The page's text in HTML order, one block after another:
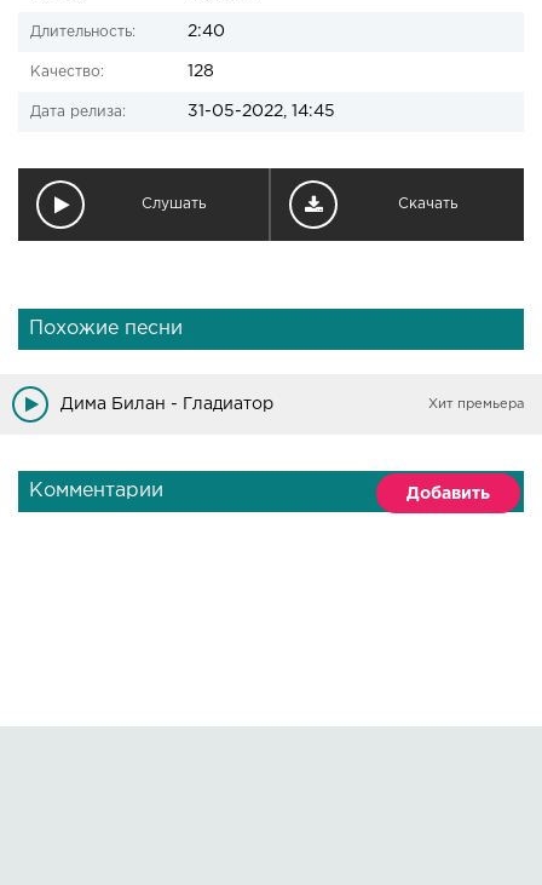
Длительность: 2:40
Качество: 128
Дата релиза: 31-05-2022, 14:45
Слушать Скачать
Похожие песни
Дима Билан - Гладиатор Хит премьера
Комментарии Добавить